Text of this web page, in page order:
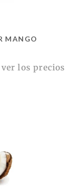
MANGO
los precios